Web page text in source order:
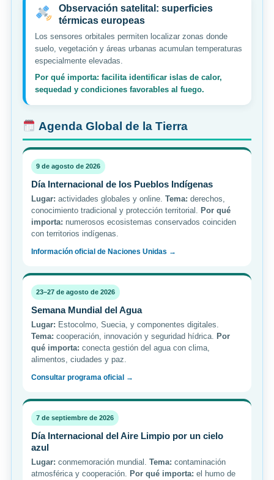
Observación satelital: superficies
térmicas europeas
Los sensores orbitales permiten localizar zonas donde
suelo, vegetación y áreas urbanas acumulan temperaturas
especialmente elevadas.
Por qué importa: facilita identificar islas de calor,
sequedad y condiciones favorables al fuego.
Agenda Global de la Tierra
9 de agosto de 2026
Día Internacional de los Pueblos Indígenas
Lugar: actividades globales y online. Tema: derechos,
conocimiento tradicional y protección territorial. Por qué
importa: numerosos ecosistemas conservados coinciden
con territorios indígenas.
Información oficial de Naciones Unidas →
23–27 de agosto de 2026
Semana Mundial del Agua
Lugar: Estocolmo, Suecia, y componentes digitales.
Tema: cooperación, innovación y seguridad hídrica. Por
qué importa: conecta gestión del agua con clima,
alimentos, ciudades y paz.
Consultar programa oficial →
7 de septiembre de 2026
Día Internacional del Aire Limpio por un cielo
azul
Lugar: conmemoración mundial. Tema: contaminación
atmosférica y cooperación. Por qué importa: el humo de